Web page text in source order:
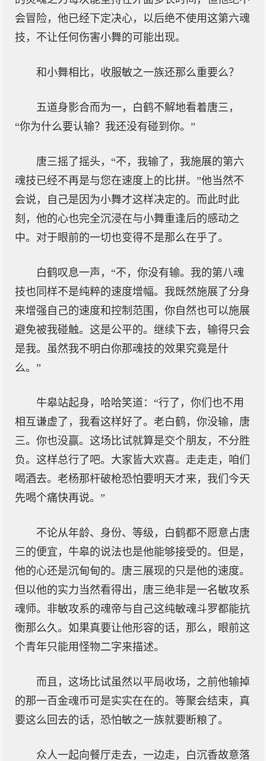
会冒险，他已经下定决心，以后绝不使用这第六魂
技，不让任何伤害小舞的可能出现。
和小舞相比，收服敏之一族还那么重要么？
五道身影合而为一，白鹤不解地看着唐三，
“你为什么要认输？我还没有碰到你。”
唐三摇了摇头，“不，我输了，我施展的第六
魂技已经不再是与您在速度上的比拼。”他当然不
会说，自己是因为小舞才这样决定的。而此时此
刻，他的心也完全沉浸在与小舞重逢后的感动之
中。对于眼前的一切也变得不是那么在乎了。
白鹤叹息一声，“不，你没有输。我的第八魂
技也同样不是纯粹的速度增幅。我既然施展了分身
来增强自己的速度和控制范围，你自然也可以施展
避免被我碰触。这是公平的。继续下去，输得只会
是我。虽然我不明白你那魂技的效果究竟是什
么。”
牛皋站起身，哈哈笑道：“行了，你们也不用
相互谦虚了，我看这样好了。老白鹤，你没输，唐
三。你也没赢。这场比试就算是交个朋友，不分胜
负。这样总行了吧。大家皆大欢喜。走走走，咱们
喝酒去。老杨那杆破枪恐怕要明天才来，我们今天
先喝个痛快再说。”
不论从年龄、身份、等级，白鹤都不愿意占唐
三的便宜，牛皋的说法也是他能够接受的。但是，
他的心还是沉甸甸的。唐三展现的只是他的速度。
但以他的实力当然看得出，唐三绝非是一名敏攻系
魂师。非敏攻系的魂帝与自己这纯敏魂斗罗都能抗
衡那么久。如果真要让他形容的话，那么，眼前这
个青年只能用怪物二字来描述。
而且，这场比试虽然以平局收场，之前他输掉
的那一百金魂币可是实实在在的。等聚会结束，真
要这么回去的话，恐怕敏之一族就要断粮了。
众人一起向餐厅走去，一边走，白沉香故意落